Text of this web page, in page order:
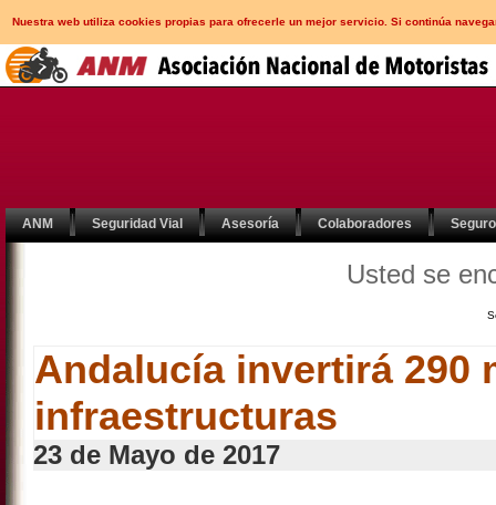
Nuestra web utiliza cookies propias para ofrecerle un mejor servicio. Si continúa
ANM Seguridad Vial Asesoría Colaboradores
Usted se
Andalucía invertirá 290
infraestructuras
23 de Mayo de 2017